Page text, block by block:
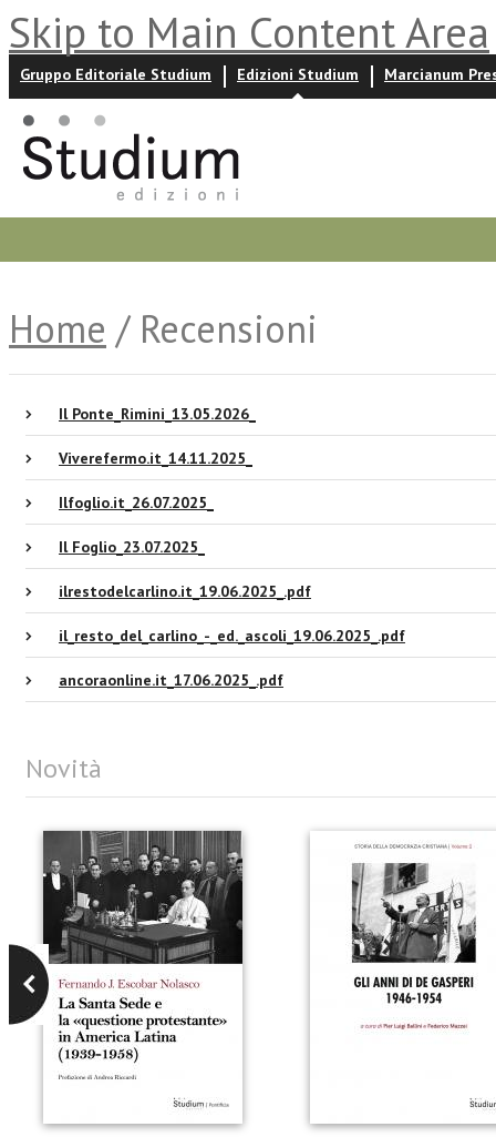
Skip to Main Content Area
Gruppo Editoriale Studium Edizioni Studium Marcianum
Home / Recensioni
Il Ponte_Rimini_13.05.2026_
Viverefermo.it_14.11.2025_
Ilfoglio.it_26.07.2025_
Il Foglio_23.07.2025_
ilrestodelcarlino.it_19.06.2025_.pdf
il_resto_del_carlino_-_ed._ascoli_19.06.2025_.pdf
ancoraonline.it_17.06.2025_.pdf
Novità